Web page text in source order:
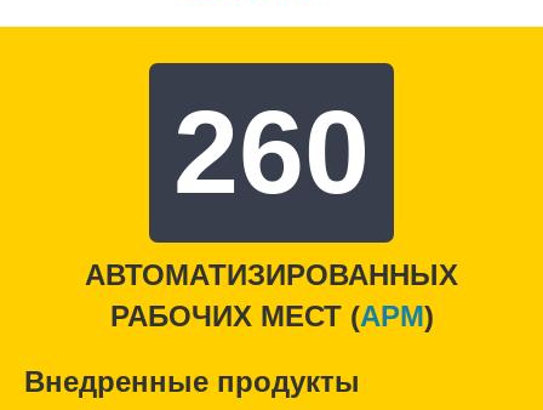
260
АВТОМАТИЗИРОВАННЫХ
РАБОЧИХ МЕСТ (APM)
Внедренные продукты